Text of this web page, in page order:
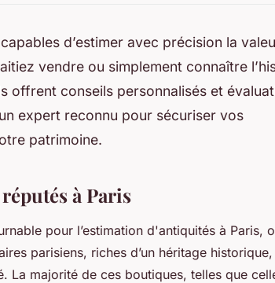
d’estimer avec précision la
vendre ou simplement connaître
offrent conseils personnalisés et
expert reconnu pour sécuriser vos
patrimoine.
à Paris
pour l’estimation d'antiquités à Paris,
parisiens, riches d’un héritage
La majorité de ces boutiques, telles que